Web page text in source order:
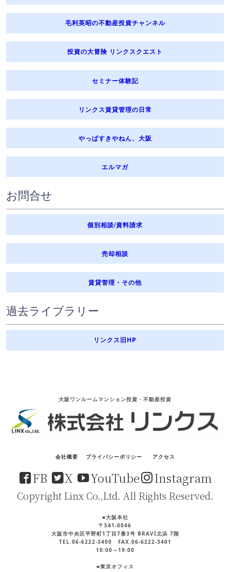
毛利英昭の不動産投資チャンネル
投資の大冒険 リンクスクエスト
セミナー体験記
リンクス賃貸管理の日常
やっぱすきやねん、大阪
エルマガ
お問合せ
個別相談/資料請求
売却相談
賃貸管理・その他
過去ライブラリー
リンクス旧HP
大阪ワンルームマンション投資・不動産投資
会社概要 プライバシーポリシー アクセス
FB X YouTube Instagram
Copyright Linx Co.,Ltd. All Rights Reserved.
■大阪本社
〒541-0046
大阪市中央区平野町1丁目7番3号 BRAVI北浜 7階
TEL.06-6222-3400 FAX.06-6222-3401
10:00～19:00
■東京オフィス